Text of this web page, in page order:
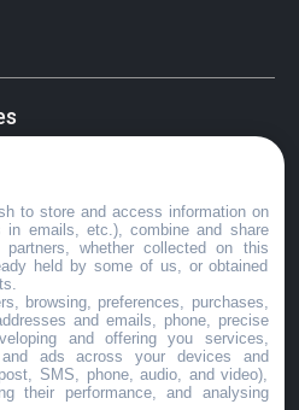
to store and access information on
in emails, etc.), combine and share
whether collected on this
held by some of us, or obtained
browsing, preferences, purchases,
and emails, phone, precise
and offering you services,
ads across your devices and
SMS, phone, audio, and video),
their performance, and analysing